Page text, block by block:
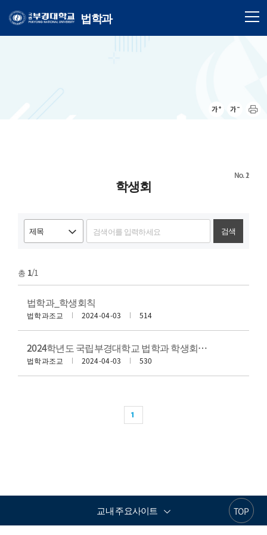
법학과
학생회
검색
총 1/1
2
법학과_학생회칙
법학과조교 2024-04-03 514
1
2024학년도 국립부경대학교 법학과 학생회 자치 활동
법학과조교 2024-04-03 530
1
TOP
교내 주요사이트